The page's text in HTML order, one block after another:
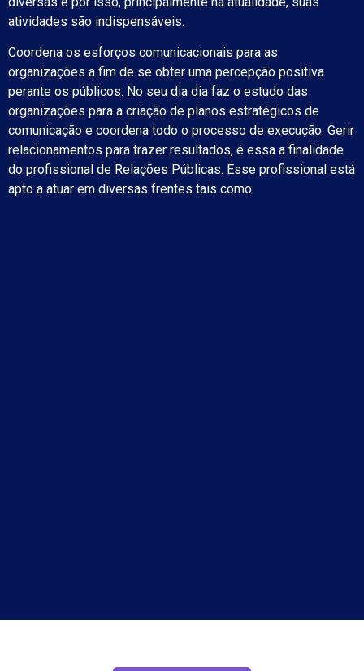
atividades são indispensáveis.
Coordena os esforços comunicacionais para as
organizações a fim de se obter uma percepção positiva
perante os públicos. No seu dia dia faz o estudo das
organizações para a criação de planos estratégicos de
comunicação e coordena todo o processo de execução. Gerir
relacionamentos para trazer resultados, é essa a finalidade
do profissional de Relações Públicas. Esse profissional está
apto a atuar em diversas frentes tais como: